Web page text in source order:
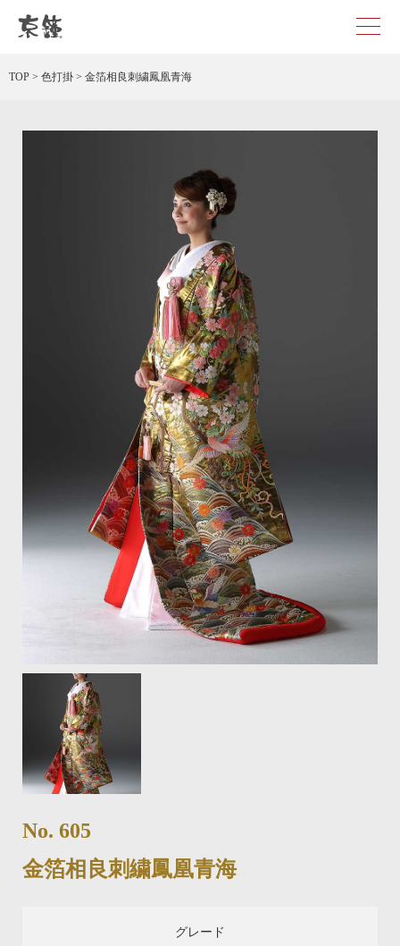
TOP > 色打掛 > 金箔相良刺繍鳳凰青海
No. 605
金箔相良刺繍鳳凰青海
グレード